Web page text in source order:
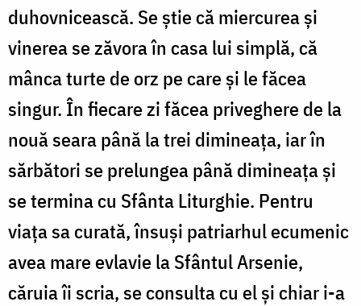
duhovnicească. Se ştie că miercurea şi
vinerea se zăvora în casa lui simplă, că
mânca turte de orz pe care şi le făcea
singur. În fiecare zi făcea priveghere de la
nouă seara până la trei dimineaţa, iar în
sărbători se prelungea până dimineaţa şi
se termina cu Sfânta Liturghie. Pentru
viaţa sa curată, însuşi patriarhul ecumenic
avea mare evlavie la Sfântul Arsenie,
căruia îi scria, se consulta cu el şi chiar i-a